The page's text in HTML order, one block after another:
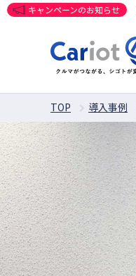
キャンペーンのお知らせ
TOP 導入事例